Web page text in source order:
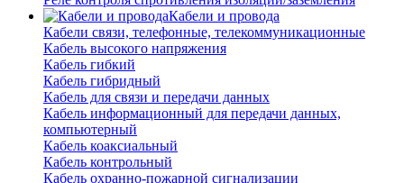
Кабели и провода
Кабели связи, телефонные, телекоммуникационные
Кабель высокого напряжения
Кабель гибкий
Кабель гибридный
Кабель для связи и передачи данных
Кабель информационный для передачи данных,
компьютерный
Кабель коаксиальный
Кабель контрольный
Кабель охранно-пожарной сигнализации